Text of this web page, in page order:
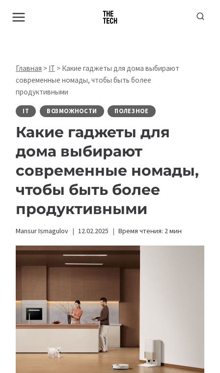
Главная > IT > Какие гаджеты для дома выбирают
современные номады, чтобы быть более
продуктивными
IT ВОЗМОЖНОСТИ ПОЛЕЗНОЕ
Какие гаджеты для
дома выбирают
современные номады,
чтобы быть более
продуктивными
Mansur Ismagulov 12.02.2025 Время чтения: 2мин